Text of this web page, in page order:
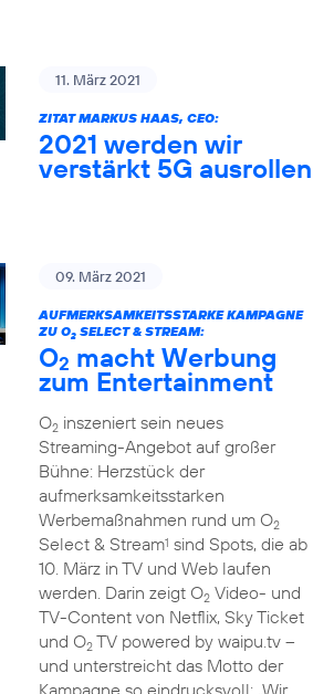
11. März 2021
ZITAT MARKUS HAAS, CEO:
2021 werden wir
verstärkt 5G ausrollen
09. März 2021
AUFMERKSAMKEITSSTARKE KAMPAGNE
ZU O2SELECT & STREAM:
O2 macht Werbung
zum Entertainment
O2inszeniert sein neues
Streaming-Angebot auf großer
Bühne: Herzstück der
aufmerksamkeitsstarken
Werbemaßnahmen rund um O2
Select & Stream1 sind Spots, die ab
10. März in TV und Web laufen
werden. Darin zeigt O2Video- und
TV-Content von Netflix, Sky Ticket
und O2TV powered by waipu.tv –
und unterstreicht das Motto der
Kampagne so eindrucksvoll: „Wir